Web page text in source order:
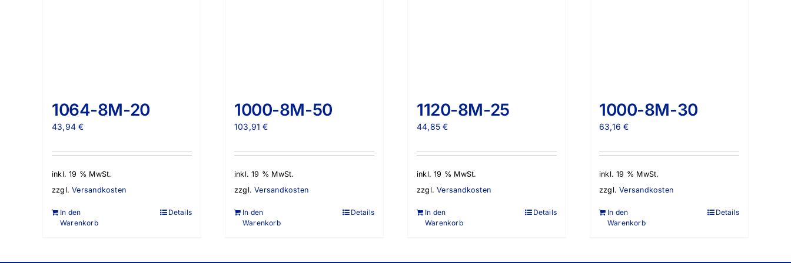
1064-8M-20
43,94€
inkl. 19 % MwSt.
zzgl.Versandkosten
In den
Warenkorb
Details
1000-8M-50
103,91€
inkl. 19 % MwSt.
zzgl.Versandkosten
In den
Warenkorb
Details
1120-8M-25
44,85€
inkl. 19 % MwSt.
zzgl.Versandkosten
In den
Warenkorb
Details
1000-8M-30
63,16€
inkl. 19 % MwSt.
zzgl.Versandkosten
In den
Warenkorb
Details